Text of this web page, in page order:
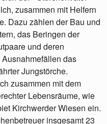
zusammen mit Helfern
Dazu zählen der Bau und
das Beringen der
und deren
das
Jungstörche.
zusammen mit dem
Lebensräume, wie
Kirchwerder Wiesen ein.
insgesamt 23